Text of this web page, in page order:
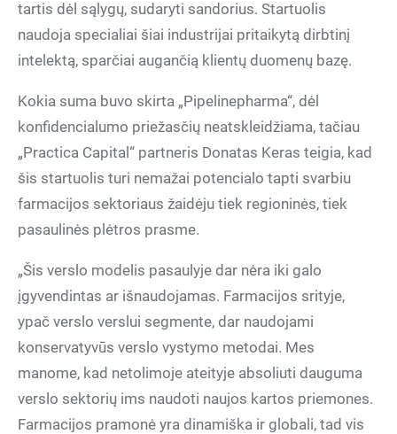
tartis dėl sąlygų, sudaryti sandorius. Startuolis
naudoja specialiai šiai industrijai pritaikytą dirbtinį
intelektą, sparčiai augančią klientų duomenų bazę.
Kokia suma buvo skirta „Pipelinepharma“, dėl
konfidencialumo priežasčių neatskleidžiama, tačiau
„Practica Capital“ partneris Donatas Keras teigia, kad
šis startuolis turi nemažai potencialo tapti svarbiu
farmacijos sektoriaus žaidėju tiek regioninės, tiek
pasaulinės plėtros prasme.
„Šis verslo modelis pasaulyje dar nėra iki galo
įgyvendintas ar išnaudojamas. Farmacijos srityje,
ypač verslo verslui segmente, dar naudojami
konservatyvūs verslo vystymo metodai. Mes
manome, kad netolimoje ateityje absoliuti dauguma
verslo sektorių ims naudoti naujos kartos priemones.
Farmacijos pramonė yra dinamiška ir globali, tad vis